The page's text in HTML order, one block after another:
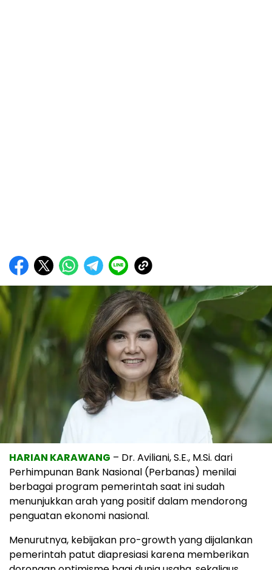
HARIAN KARAWANG – Dr. Aviliani, S.E., M.Si. dari
Perhimpunan Bank Nasional (Perbanas) menilai
berbagai program pemerintah saat ini sudah
menunjukkan arah yang positif dalam mendorong
penguatan ekonomi nasional.
Menurutnya, kebijakan pro-growth yang dijalankan
pemerintah patut diapresiasi karena memberikan